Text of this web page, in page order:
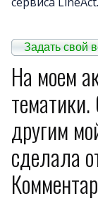
Задать свой
На моем
другим
сделала